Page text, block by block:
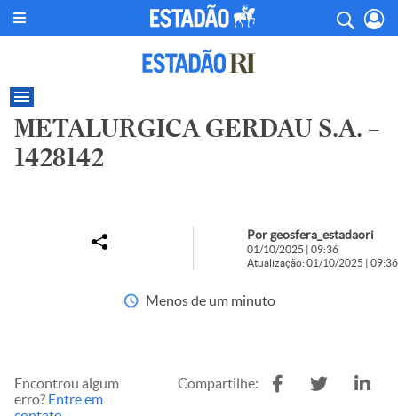
METALURGICA GERDAU S.A. –
1428142
Por geosfera_estadaori
01/10/2025 | 09:36
Atualização: 01/10/2025 | 09:36
Menos de um minuto
Encontrou algum
erro? Entre em
Compartilhe: